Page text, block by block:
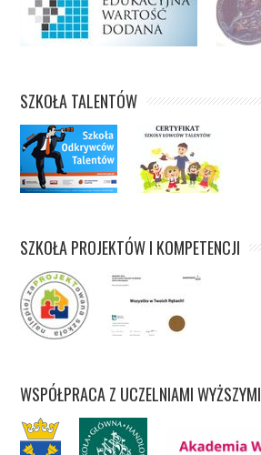
SZKOŁA TALENTÓW
SZKOŁA PROJEKTÓW I KOMPETENCJI
WSPÓŁPRACA Z UCZELNIAMI WYŻSZYMI